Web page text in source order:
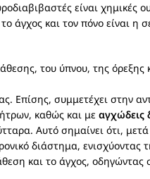
είναι χημικές
άγχος και τον πόνο είναι η
του ύπνου, της
Επίσης, συμμετέχει στην
καθώς και με αγχώδεις
Αυτό σημαίνει ότι,
διάστημα, ενισχύοντας
και το άγχος,